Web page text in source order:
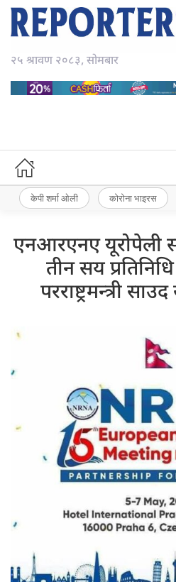
२५ श्रावण २०८३, सोमबार
केपी शर्मा ओली कोरोना भाइरस
एनआरएनए यूरोपेली
तीन सय
परराष्ट्रमन्त्री